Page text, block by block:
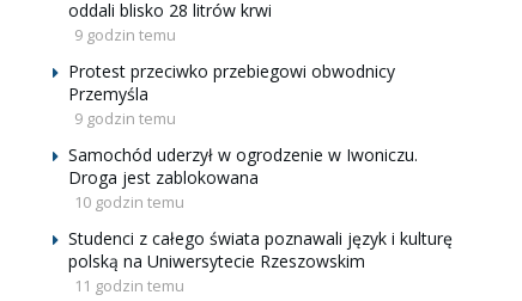
oddali blisko 28 litrów krwi
9 godzin temu
Protest przeciwko przebiegowi obwodnicy
Przemyśla
9 godzin temu
Samochód uderzył w ogrodzenie w Iwoniczu.
Droga jest zablokowana
10 godzin temu
Studenci z całego świata poznawali język i kulturę
polską na Uniwersytecie Rzeszowskim
11 godzin temu